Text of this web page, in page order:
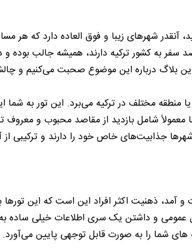
شهرهای زیبا و فوق العاده دارد که هر
سفر به کشور ترکیه دارند، همیشه جالب
این بلاگ درباره این موضوع صحبت می‌کنیم و
منطقه مختلف در ترکیه می‌برد. این تور به شما
معمولاً شامل بازدید از مقاصد محبوب و معروف
جذابیت‌های خاص خود را دارند و ترکیبی از
آمد، ذهنیت اکثر افراد این است که این تورها
عمومی و داشتن یک سری اطلاعات خیلی ساده
های شما را به صورت قابل توجهی پایین